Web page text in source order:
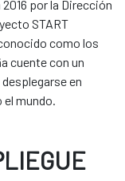
por la Dirección
START
como los
cuente con un
en
mundo.